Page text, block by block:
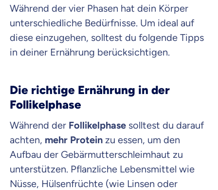
Während der vier Phasen hat dein Körper
unterschiedliche Bedürfnisse. Um ideal auf
diese einzugehen, solltest du folgende Tipps
in deiner Ernährung berücksichtigen.
Die richtige Ernährung in der
Follikelphase
Während der Follikelphase solltest du darauf
achten, mehr Protein zu essen, um den
Aufbau der Gebärmutterschleimhaut zu
unterstützen. Pflanzliche Lebensmittel wie
Nüsse, Hülsenfrüchte (wie Linsen oder